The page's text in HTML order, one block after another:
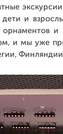
и
орнаментов
и мы уже